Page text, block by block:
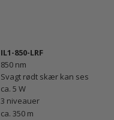
IL1-850-LRF
850 nm
Svagt rødt skær kan ses
ca. 5 W
3 niveauer
ca. 350 m